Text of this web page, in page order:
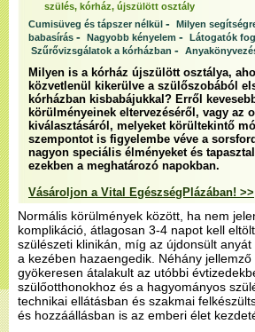
szülés, kórház, újszülött osztály
Cumisüveg és tápszer nélkül - Milyen
babasírás - Nagyobb kényelem - Látogatók
Szűrővizsgálatok a kórházban -
Milyen is a kórház újszülött osztálya,
közvetlenül kikerülve a szülőszobából
kórházban kisbabájukkal? Erről
körülményeinek eltervezéséről, vagy az
kiválasztásáról, melyeket körültekintő
szempontot is figyelembe véve a
nagyon speciális élményeket és
ezekben a meghatározó napokban.
Vásároljon a Vital EgészségPlázában! >>
Normális körülmények között, ha nem
komplikáció, átlagosan 3-4 napot kell
szülészeti klinikán, míg az újdonsült
a kezében hazaengedik. Néhány
gyökeresen átalakult az utóbbi
szülőotthonokhoz és a hagyományos
technikai ellátásban és szakmai
és hozzáállásban is az emberi élet